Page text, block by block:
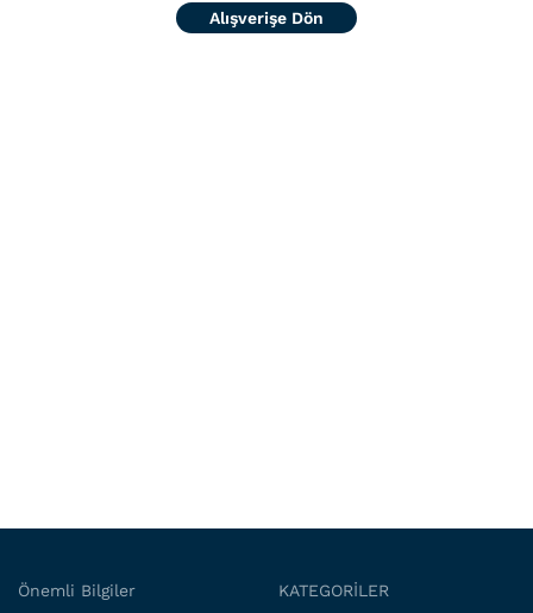
Alışverişe Dön
Önemli Bilgiler KATEGORİLER